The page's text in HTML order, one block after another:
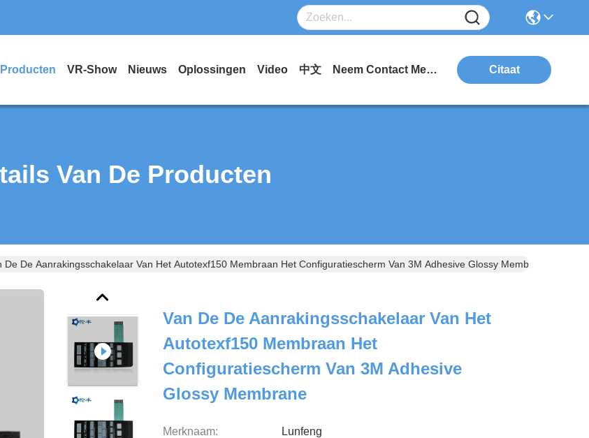
Producten VR-Show Nieuws Oplossingen Video 中文 Neem Contact Met Ons Op. Citaat
Van De Producten
De De Aanrakingsschakelaar Van Het Autotexf150 Membraan Het Configuratiescherm Van 3M Adhesive Glossy Membrane
Van De De Aanrakingsschakelaar Van Het
Autotexf150 Membraan Het
Configuratiescherm Van 3M Adhesive
Glossy Membrane
Merknaam: Lunfeng